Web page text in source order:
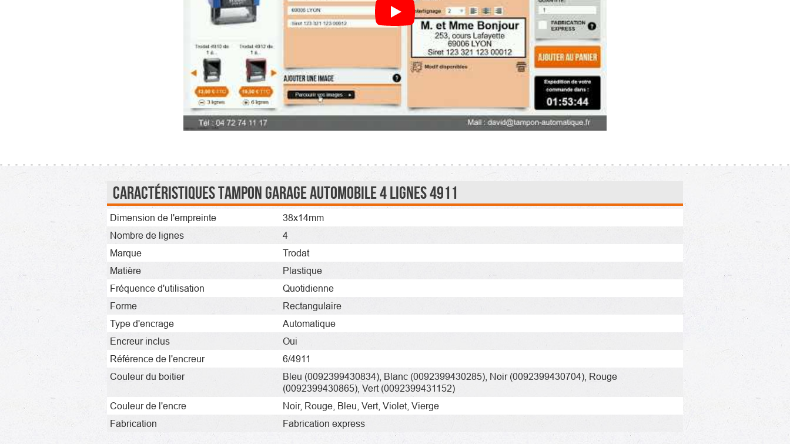
Personnaliser son Tampon Garage Automobile 4 Lignes
Caractéristiques Tampon Garage Automobile 4 Lignes 4911
Dimension de l'empreinte
38x14mm
Nombre de lignes
4
Marque
Trodat
Matière
Plastique
Fréquence d'utilisation
Quotidienne
Forme
Rectangulaire
Type d'encrage
Automatique
Encreur inclus
Oui
Référence de l'encreur
6/4911
Couleur du boitier
Bleu (0092399430834) Blanc (0092399430285) Noir (0092399430704) Rouge
(0092399430865) Vert (0092399431152)
Couleur de l'encre
Noir, Rouge, Bleu, Vert, Violet, Vierge
Fabrication
Fabrication express